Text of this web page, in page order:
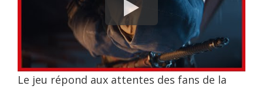
Le jeu répond aux attentes des fans de la